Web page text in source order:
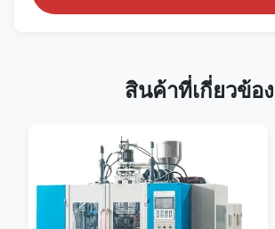
สินค้าที่เกี่ยวข้อง